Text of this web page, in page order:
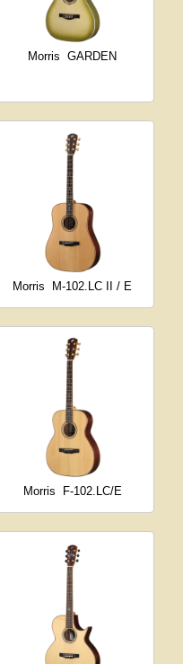
Morris GARDEN
Morris M-102.LC II / E
Morris F-102.LC/E